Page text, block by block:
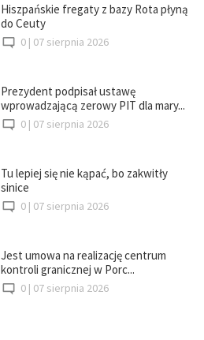
Hiszpańskie fregaty z bazy Rota płyną
do Ceuty
0 | 07 sierpnia 2026
Prezydent podpisał ustawę
wprowadzającą zerowy PIT dla mary...
0 | 07 sierpnia 2026
Tu lepiej się nie kąpać, bo zakwitły
sinice
0 | 07 sierpnia 2026
Jest umowa na realizację centrum
kontroli granicznej w Porc...
0 | 07 sierpnia 2026